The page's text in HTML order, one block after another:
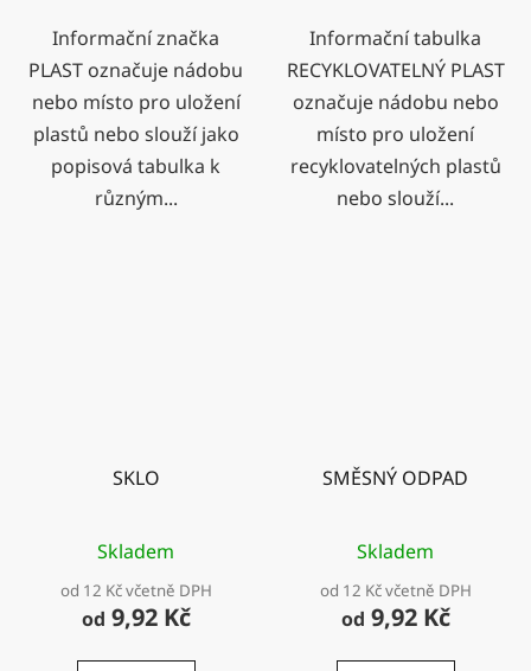
Informační značka
PLAST označuje nádobu
nebo místo pro uložení
plastů nebo slouží jako
popisová tabulka k
různým...
Informační tabulka
RECYKLOVATELNÝ PLAST
označuje nádobu nebo
místo pro uložení
recyklovatelných plastů
nebo slouží...
SKLO
Skladem
od 12 Kč včetně DPH
od 9,92 Kč
SMĚSNÝ ODPAD
Skladem
od 12 Kč včetně DPH
od 9,92 Kč